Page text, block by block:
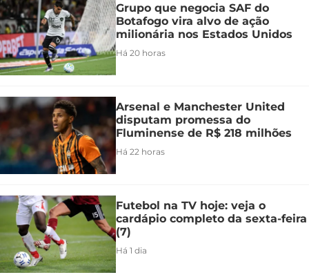
Grupo que negocia SAF do
Botafogo vira alvo de ação
milionária nos Estados Unidos
Há 20 horas
Arsenal e Manchester United
disputam promessa do
Fluminense de R$ 218 milhões
Há 22 horas
Futebol na TV hoje: veja o
cardápio completo da sexta-feira
(7)
Há 1 dia